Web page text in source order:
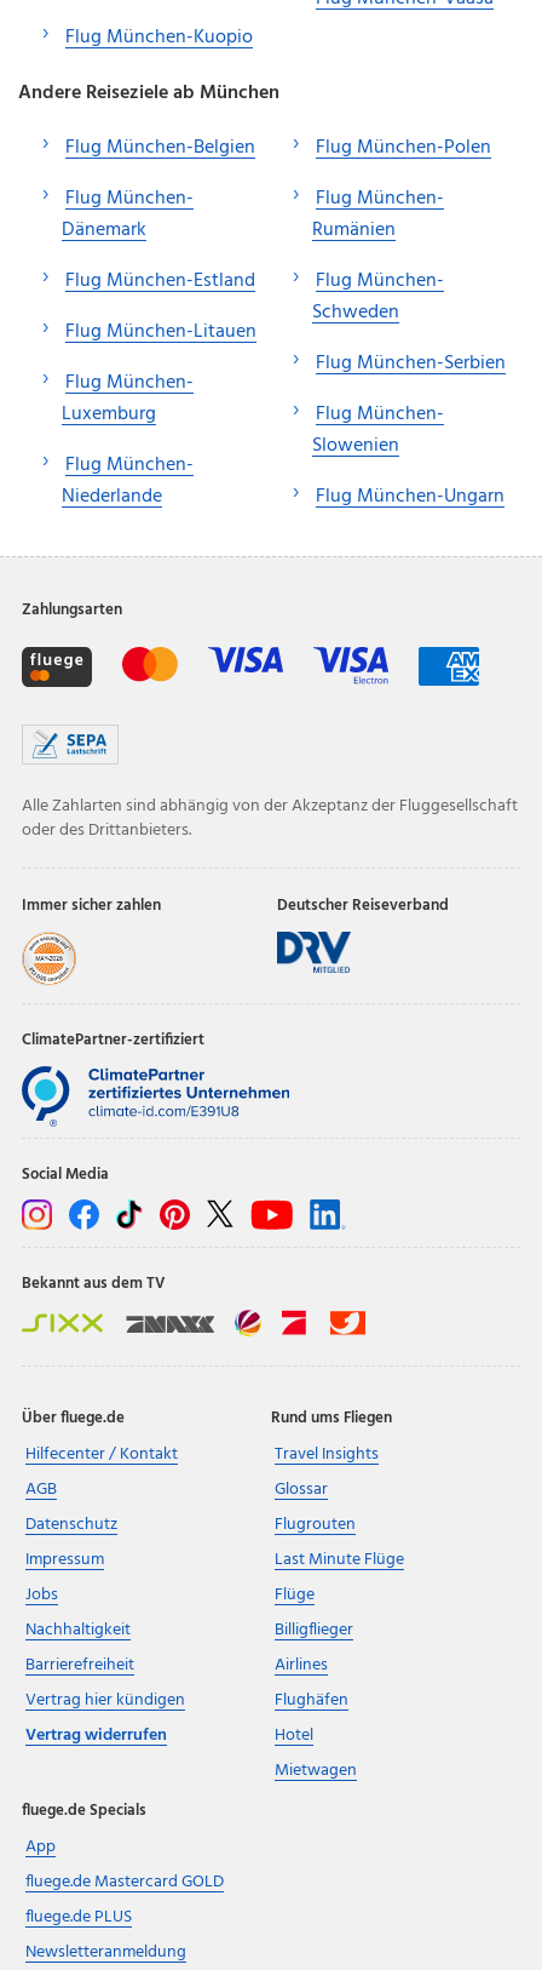
Flug München-Kuopio
Andere Reiseziele ab München
Flug München-Belgien
Flug München-
Dänemark
Flug München-Estland
Flug München-Litauen
Flug München-
Luxemburg
Flug München-
Niederlande
Flug München-Polen
Flug München-
Rumänien
Flug München-
Schweden
Flug München-Serbien
Flug München-
Slowenien
Flug München-Ungarn